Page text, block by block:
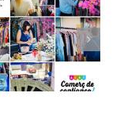
Te invitamos a visitar
el «Comerç al Carrer
de Torrent» !!
(12.06.26) !!